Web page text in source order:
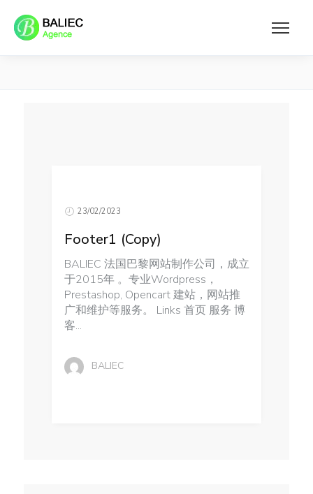
23/02/2023
Footer1 (Copy)
BALIEC 法国巴黎网站制作公司，成立
于2015年 。专业Wordpress，
Prestashop, Opencart 建站，网站推
广和维护等服务。 Links 首页 服务 博
客...
BALIEC